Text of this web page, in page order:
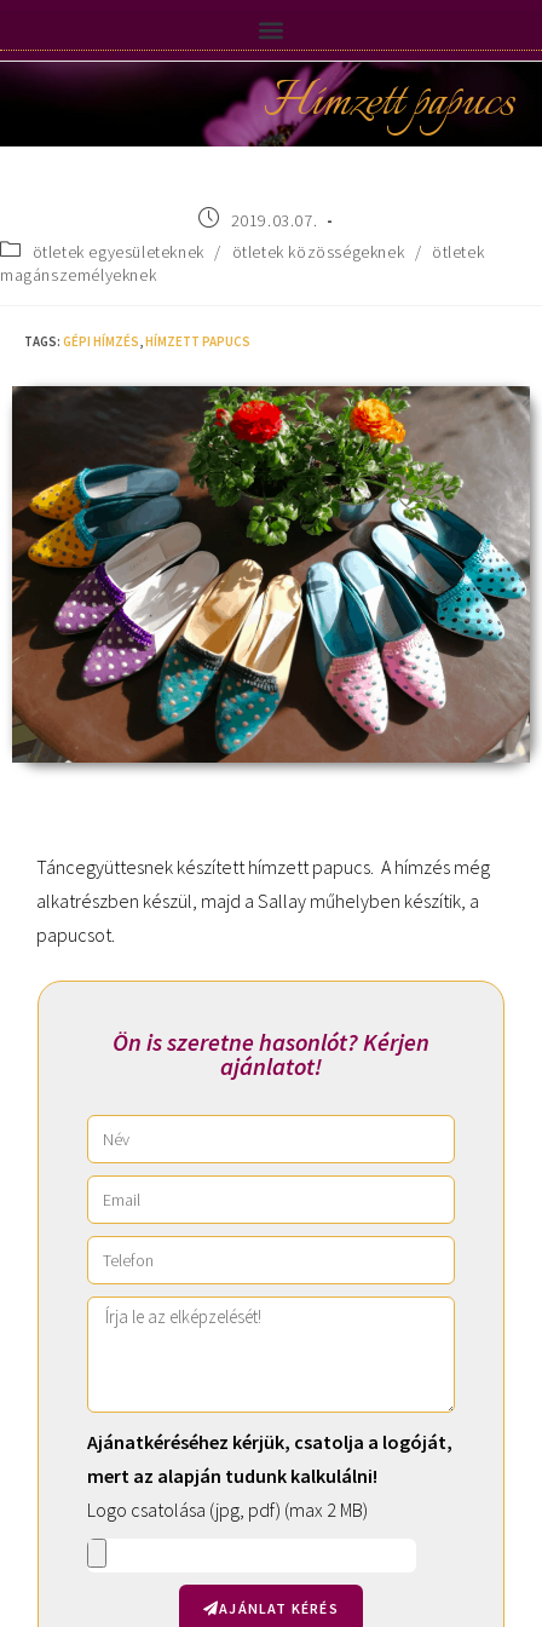
Hímzett papucs
2019.03.07.
ötletek egyesületeknek / ötletek közösségeknek / ötletek
magánszemélyeknek
TAGS: GÉPI HÍMZÉS,HÍMZETT PAPUCS
Táncegyüttesnek készített hímzett papucs. A hímzés még
alkatrészben készül, majd a Sallay műhelyben készítik, a
papucsot.
Ön is szeretne hasonlót? Kérjen
ajánlatot!
Ajánatkéréséhez kérjük, csatolja a logóját,
mert az alapján tudunk kalkulálni!
Logo csatolása (jpg, pdf) (max 2 MB)
AJÁNLAT KÉRÉS